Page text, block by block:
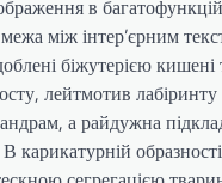
в
між інтер’єрним
біжутерією кишені
лейтмотив
а райдужна
карикатурній